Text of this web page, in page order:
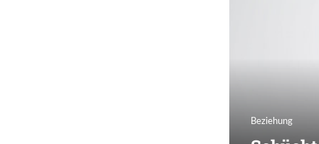
Beziehung